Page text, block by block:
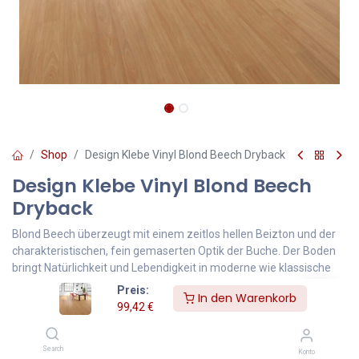
Preis:
99,42 €
In den Warenkorb
Search Konto
Shop Design Klebe Vinyl Blond Beech Dryback
Design Klebe Vinyl Blond Beech
Dryback
Blond Beech überzeugt mit einem zeitlos hellen Beizton und der
charakteristischen, fein gemaserten Optik der Buche. Der Boden
bringt Natürlichkeit und Lebendigkeit in moderne wie klassische
Raumkonzepte – perfekt für große, lichtdurchflutete Räume,
Büros oder kreative Arbeitsumgebungen. Die warme
Ausstrahlung schafft eine freundliche Atmosphäre und lässt sich
vielseitig kombinieren.